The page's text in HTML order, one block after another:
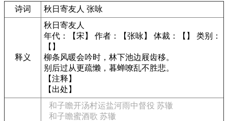
诗词 秋日寄友人 张咏
释义
秋日寄友人
年代：【宋】 作者：【张咏】 体裁：【】 类别：
【】
柳条风暖会吟时，林下池边屐齿移。
别后过从更疏懒，暮蝉嘹乱不胜悲。
【注释】
【出处】
和子瞻开汤村运盐河雨中督役 苏辙
和子瞻蜜酒歌 苏辙